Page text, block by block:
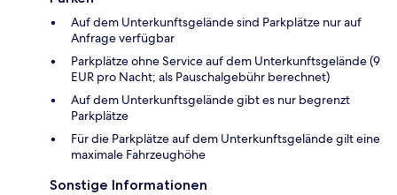
Auf dem Unterkunftsgelände sind Parkplätze nur auf
Anfrage verfügbar
Parkplätze ohne Service auf dem Unterkunftsgelände (9
EUR pro Nacht; als Pauschalgebühr berechnet)
Auf dem Unterkunftsgelände gibt es nur begrenzt
Parkplätze
Für die Parkplätze auf dem Unterkunftsgelände gilt eine
maximale Fahrzeughöhe
Sonstige Informationen